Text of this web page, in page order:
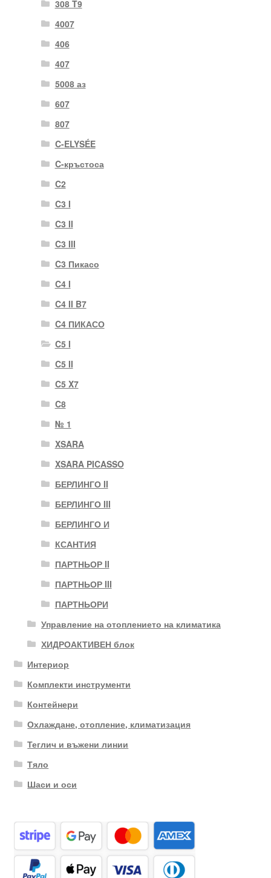
308 T9
4007
406
407
5008 аз
607
807
C-ELYSÉE
C-кръстоса
C2
C3 I
C3 II
C3 III
C3 Пикасо
C4 I
C4 II B7
C4 ПИКАСО
C5 I
C5 II
C5 X7
C8
№ 1
XSARA
XSARA PICASSO
БЕРЛИНГО II
БЕРЛИНГО III
БЕРЛИНГО И
КСАНТИЯ
ПАРТНЬОР II
ПАРТНЬОР III
ПАРТНЬОРИ
Управление на отоплението на климатика
ХИДРОАКТИВЕН блок
Интериор
Комплекти инструменти
Контейнери
Охлаждане, отопление, климатизация
Теглич и въжени линии
Тяло
Шаси и оси